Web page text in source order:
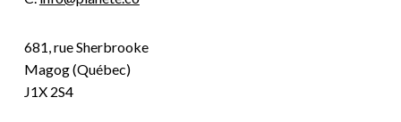
681, rue Sherbrooke
Magog (Québec)
J1X 2S4